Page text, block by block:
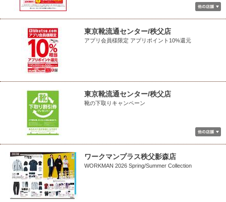
東京靴流通センター/秩父店
アプリ会員様限定 アプリポイント10%還元
東京靴流通センター/秩父店
靴の下取りキャンペーン
ワークマンプラス秩父影森店
WORKMAN 2026 Spring/Summer Collection